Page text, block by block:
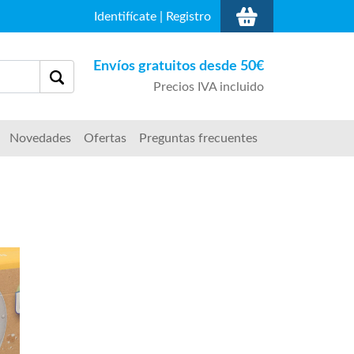
Identifícate| Registro
Envíos gratuitos desde 50€
Precios IVA incluido
Novedades Ofertas Preguntas frecuentes